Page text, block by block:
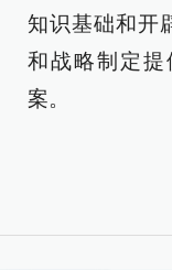
知识基础和开
和战略制定
案。